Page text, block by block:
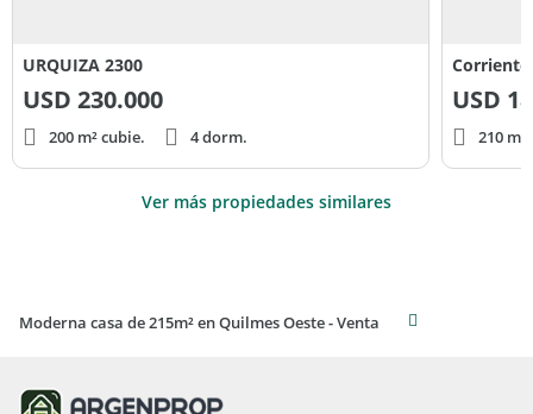
URQUIZA 2300
USD 230.000
200 m² cubie. 4 dorm.
USD
210
Ver más propiedades similares
Moderna casa de 215m² en Quilmes Oeste - Venta